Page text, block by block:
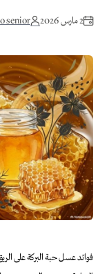
2 مارس 2026 senior
فوائد عسل حبة البركة على